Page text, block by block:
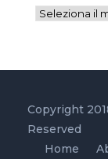
Copyright
Reserved
Home